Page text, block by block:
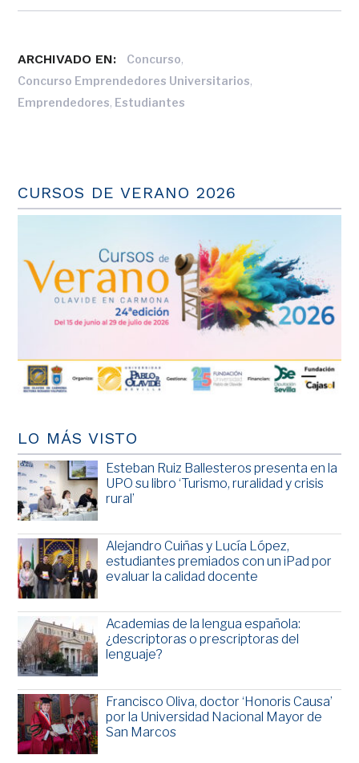
ARCHIVADO EN: Concurso,
Concurso Emprendedores Universitarios,
Emprendedores, Estudiantes
CURSOS DE VERANO 2026
LO MÁS VISTO
Esteban Ruiz Ballesteros presenta en la
UPO su libro ‘Turismo, ruralidad y crisis
rural’
Alejandro Cuiñas y Lucía López,
estudiantes premiados con un iPad por
evaluar la calidad docente
Academias de la lengua española:
¿descriptoras o prescriptoras del
lenguaje?
Francisco Oliva, doctor ‘Honoris Causa’
por la Universidad Nacional Mayor de
San Marcos